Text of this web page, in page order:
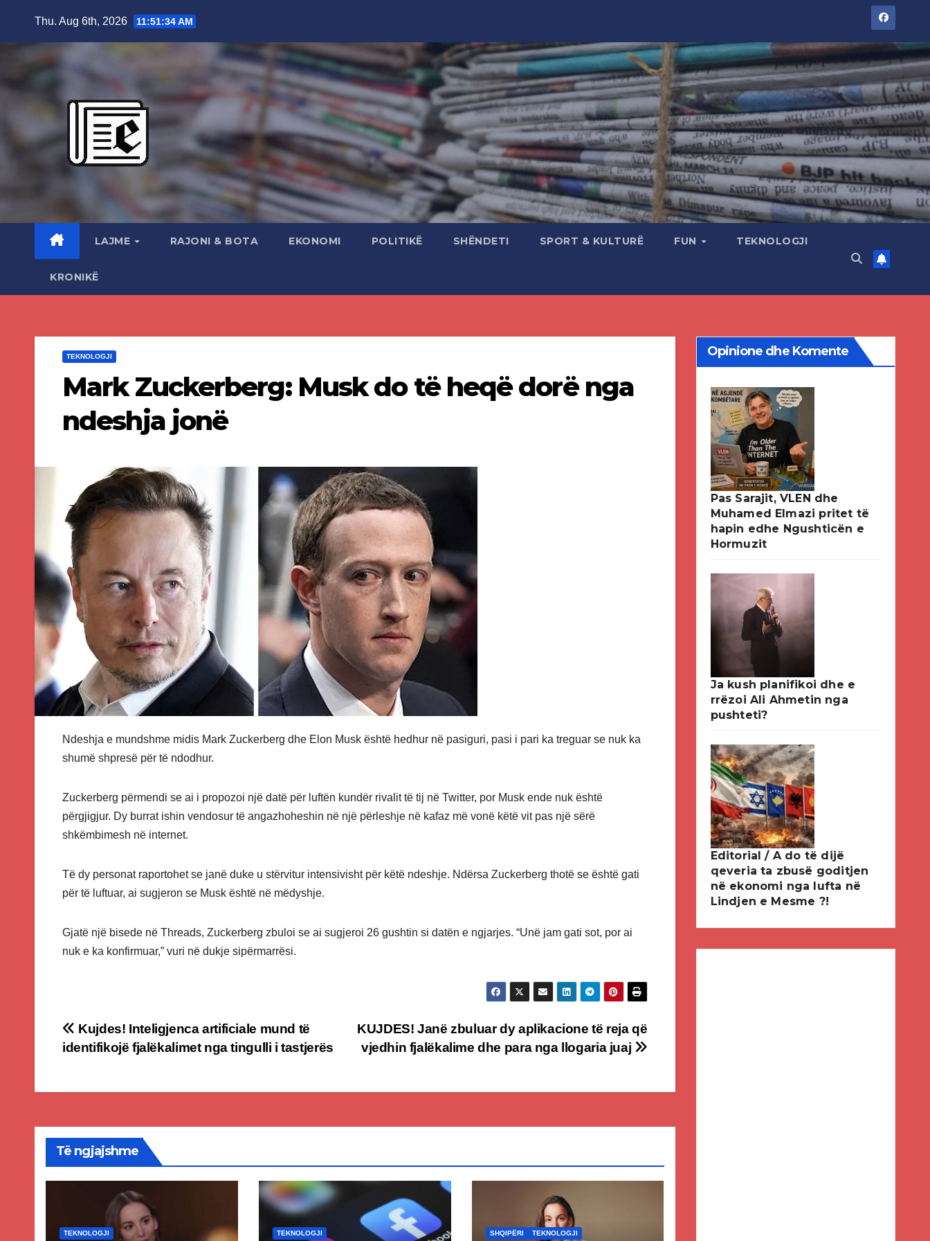
Thu. Aug 6th, 2026 11:51:35 AM
LAJME RAJONI & BOTA EKONOMI POLITIKË SHËNDETI SPORT & KULTURË FUN TEKNOLOGJI
KRONIKË
TEKNOLOGJI
Mark Zuckerberg: Musk do të heqë dorë nga
ndeshja jonë
Ndeshja e mundshme midis Mark Zuckerberg dhe Elon Musk është hedhur në pasiguri, pasi i pari ka treguar se nuk ka
shumë shpresë për të ndodhur.
Zuckerberg përmendi se ai i propozoi një datë për luftën kundër rivalit të tij në Twitter, por Musk ende nuk është
përgjigjur. Dy burrat ishin vendosur të angazhoheshin në një përleshje në kafaz më vonë këtë vit pas një sërë
shkëmbimesh në internet.
Të dy personat raportohet se janë duke u stërvitur intensivisht për këtë ndeshje. Ndërsa Zuckerberg thotë se është gati
për të luftuar, ai sugjeron se Musk është në mëdyshje.
Gjatë një bisede në Threads, Zuckerberg zbuloi se ai sugjeroi 26 gushtin si datën e ngjarjes. “Unë jam gati sot, por ai
nuk e ka konfirmuar,” vuri në dukje sipërmarrësi.
Post
navigation
KUJDES! Janë zbuluar dy aplikacione të reja që
vjedhin fjalëkalime dhe para nga llogaria juaj
Kujdes! Inteligjenca artificiale mund të
identifikojë fjalëkalimet nga tingulli i tastjerës
Të ngjajshme
TEKNOLOGJI TEKNOLOGJI SHQIPËRI TEKNOLOGJI
Opinione dhe Komente
Pas Sarajit, VLEN dhe
Muhamed Elmazi pritet të
hapin edhe Ngushticën e
Hormuzit
Ja kush planifikoi dhe e
rrëzoi Ali Ahmetin nga
pushteti?
Editorial / A do të dijë
qeveria ta zbusë goditjen
në ekonomi nga lufta në
Lindjen e Mesme ?!